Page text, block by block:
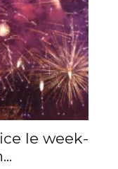
le week-